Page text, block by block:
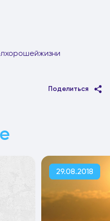
Поделиться
29.08.2018